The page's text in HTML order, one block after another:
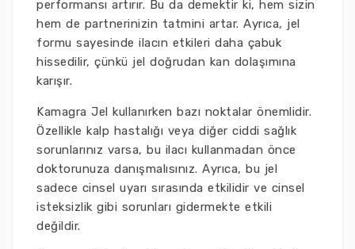
performansı artırır. Bu da demektir ki, hem sizin
hem de partnerinizin tatmini artar. Ayrıca, jel
formu sayesinde ilacın etkileri daha çabuk
hissedilir, çünkü jel doğrudan kan dolaşımına
karışır.
Kamagra Jel kullanırken bazı noktalar önemlidir.
Özellikle kalp hastalığı veya diğer ciddi sağlık
sorunlarınız varsa, bu ilacı kullanmadan önce
doktorunuza danışmalısınız. Ayrıca, bu jel
sadece cinsel uyarı sırasında etkilidir ve cinsel
isteksizlik gibi sorunları gidermekte etkili
değildir.